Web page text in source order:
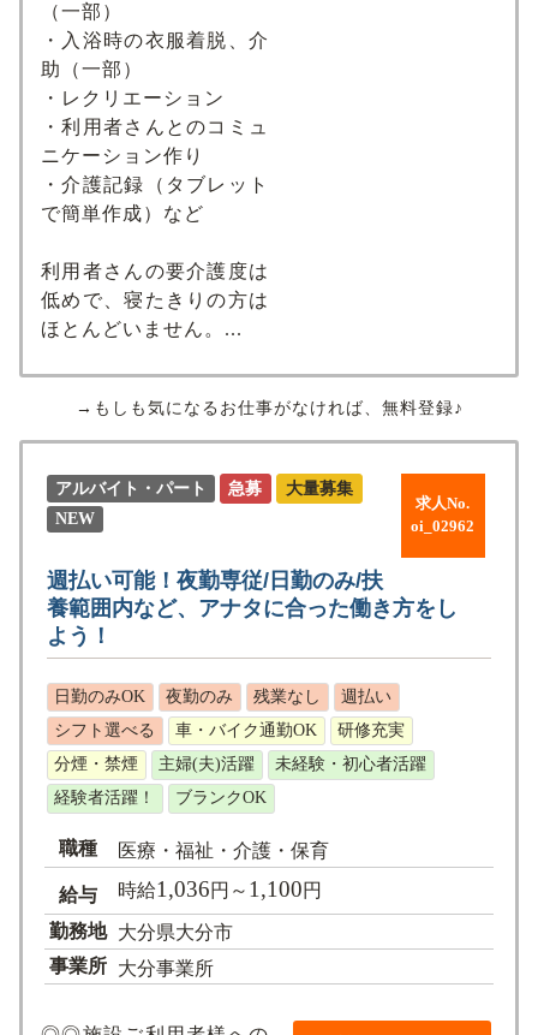
（一部）
・入浴時の衣服着脱、介
助（一部）
・レクリエーション
・利用者さんとのコミュ
ニケーション作り
・介護記録（タブレット
で簡単作成）など
利用者さんの要介護度は
低めで、寝たきりの方は
ほとんどいません。...
→もしも気になるお仕事がなければ、無料登録♪
求人No.
oi_02962
アルバイト・パート 急募
大量募集
NEW
週払い可能！夜勤専従/日勤のみ/扶
養範囲内など、アナタに合った働き方をし
よう！
日勤のみOK 夜勤のみ 残業なし
週払い
シフト選べる
車・バイク通勤OK
研修充実
分煙・禁煙
主婦(夫)活躍
未経験・初心者活躍
経験者活躍！
ブランクOK
職種 医療・福祉・介護・保育
給与 時給1,036円～ 1,100円
勤務地 大分県大分市
事業所 大分事業所